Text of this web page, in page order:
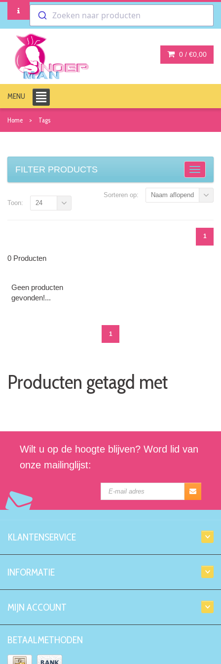
Zoeken naar producten
0 / €0,00
MENU
Home Tags
FILTER PRODUCTS
Sorteren op: Naam aflopend
1
Toon: 24
0 Producten
Geen producten
gevonden!...
1
Producten getagd met
Wilt u op de hoogte blijven? Word lid van
onze mailinglijst:
KLANTENSERVICE
INFORMATIE
MIJN ACCOUNT
BETAALMETHODEN